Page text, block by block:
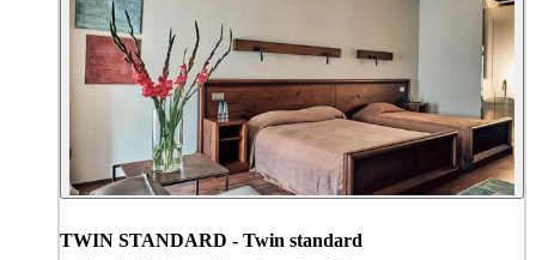
TWIN STANDARD - Twin standard